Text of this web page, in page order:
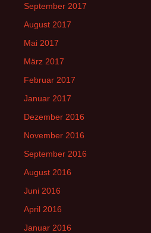
September 2017
August 2017
Mai 2017
März 2017
Februar 2017
Januar 2017
Dezember 2016
November 2016
September 2016
August 2016
Juni 2016
April 2016
Januar 2016